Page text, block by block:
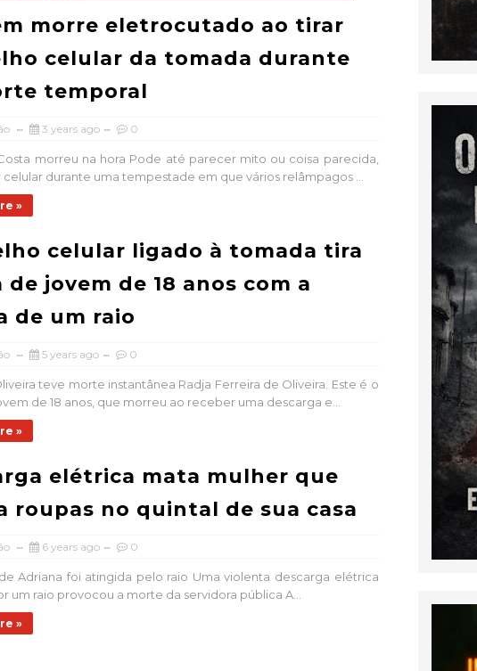
morre eletrocutado ao tirar
celular da tomada durante
temporal
3 years ago 0
morreu na hora Pode até parecer mito ou coisa parecida,
celular durante uma tempestade em que vários relâmpagos ...
»
celular ligado à tomada tira
de jovem de 18 anos com a
de um raio
5 years ago 0
teve morte instantânea Radja Ferreira de Oliveira. Este é o
de 18 anos, que morreu ao receber uma descarga e...
»
elétrica mata mulher que
roupas no quintal de sua casa
6 years ago 0
Adriana foi atingida pelo raio Uma violenta descarga elétrica
um raio provocou a morte da servidora pública A...
»